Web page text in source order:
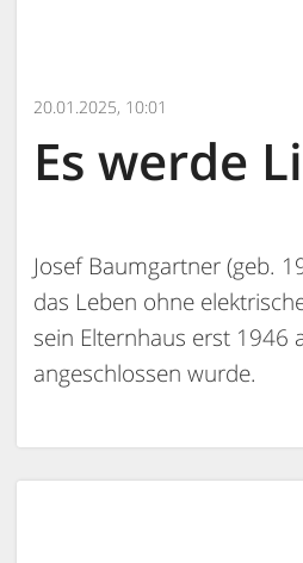
20.01.2025, 10:01
Es werde
Josef Baumgartner (geb.
das Leben ohne
sein Elternhaus erst 1946
angeschlossen wurde.